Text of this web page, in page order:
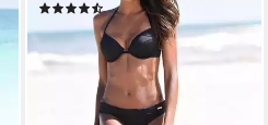
(155)
29,99 €
lieferbar - in 1-2 Werktagen bei dir